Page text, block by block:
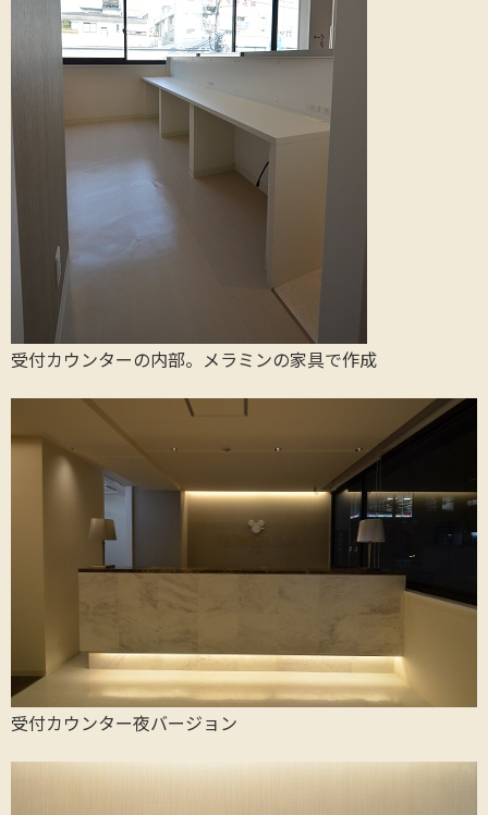
受付カウンターの内部。メラミンの家具で作成
受付カウンター夜バージョン